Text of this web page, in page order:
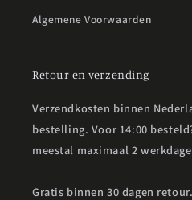
Algemene Voorwaarden
Retour en verzending
Verzendkosten binnen
bestelling. Voor 14:00
meestal maximaal 2
Gratis binnen 30 dagen